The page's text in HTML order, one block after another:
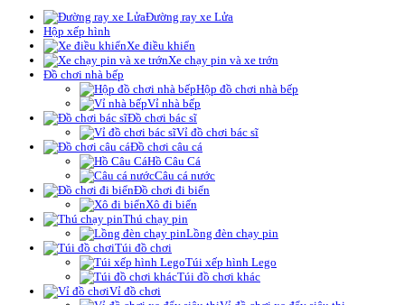
Đường ray xe Lửa
Hộp xếp hình
Xe điều khiển
Xe chạy pin và xe trớn
Đồ chơi nhà bếp
Hộp đồ chơi nhà bếp
Vỉ nhà bếp
Đồ chơi bác sĩ
Vỉ đồ chơi bác sĩ
Đồ chơi câu cá
Hồ Câu Cá
Câu cá nước
Đồ chơi đi biển
Xô đi biển
Thú chạy pin
Lồng đèn chạy pin
Túi đồ chơi
Túi xếp hình Lego
Túi đồ chơi khác
Vỉ đồ chơi